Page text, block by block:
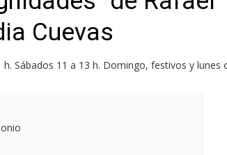
Cuevas
Sábados 11 a 13 h. Domingo, festivos y lunes